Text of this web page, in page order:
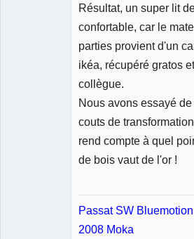
Résultat, un super lit
confortable, car le
parties provient d'un
ikéa, récupéré gratos
collègue.
Nous avons essayé
couts de
rend compte à quel
de bois vaut de l'or !
Passat SW
2008 Moka